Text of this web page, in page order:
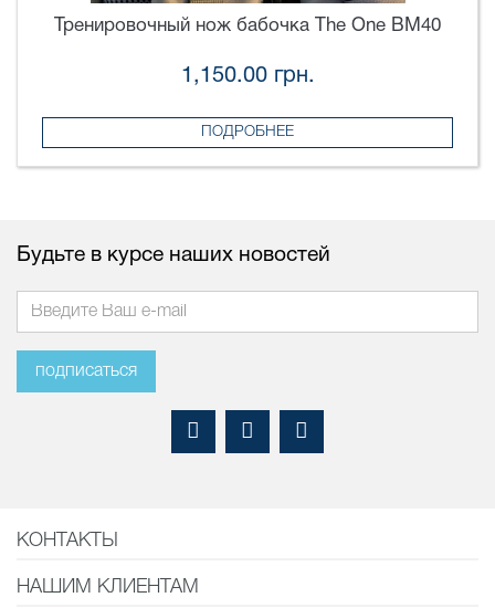
Тренировочный нож бабочка The One BM40
1,150.00 грн.
ПОДРОБНЕЕ
Будьте в курсе наших новостей
подписаться
КОНТАКТЫ
НАШИМ КЛИЕНТАМ